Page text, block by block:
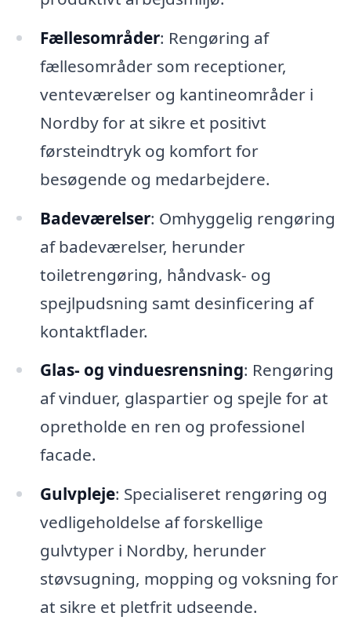
Fællesområder: Rengøring af
fællesområder som receptioner,
venteværelser og kantineområder i
Nordby for at sikre et positivt
førsteindtryk og komfort for
besøgende og medarbejdere.
Badeværelser: Omhyggelig rengøring
af badeværelser, herunder
toiletrengøring, håndvask- og
spejlpudsning samt desinficering af
kontaktflader.
Glas- og vinduesrensning: Rengøring
af vinduer, glaspartier og spejle for at
opretholde en ren og professionel
facade.
Gulvpleje: Specialiseret rengøring og
vedligeholdelse af forskellige
gulvtyper i Nordby, herunder
støvsugning, mopping og voksning for
at sikre et pletfrit udseende.